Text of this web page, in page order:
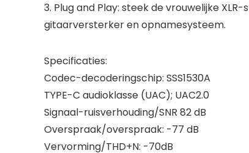
3. Plug and Play: steek de vrouwelijke
gitaarversterker en opnamesysteem.
Specificaties:
Codec-decoderingschip: SSS1530A
TYPE-C audioklasse (UAC); UAC2.0
Signaal-ruisverhouding/SNR 82 dB
Overspraak/overspraak: -77 dB
Vervorming/THD+N: -70dB